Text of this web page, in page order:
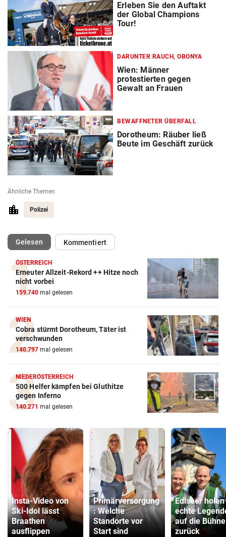
Erleben Sie den Auftakt
der Global Champions
Tour!
DARUNTER RAUCH, OBONYA
Wien: Männer
protestierten gegen
Gewalt an Frauen
BEWAFFNETER ÜBERFALL
Dorotheum: Räuber ließ
Beute im Geschäft zurück
Ähnliche Themen
Polizei
Gelesen(ausgewählt)Kommentiert
ÖSTERREICH
Erneuter Allzeit-Rekord ++ Hitze noch
nicht vorbei
159.740 mal gelesen
WIEN
Cobra stürmt Dorotheum, Täter ist
verschwunden
140.797 mal gelesen
NIEDERÖSTERREICH
500 Helfer kämpfen bei Gluthitze
gegen Inferno
140.271 mal gelesen
Insta-Video von
Ski-Idol lässt
Braathen
ausflippen
Primärversorgung
: Welche
Standorte vor
Start sind
Edlseer holen
echte
auf die Bühne
zurück